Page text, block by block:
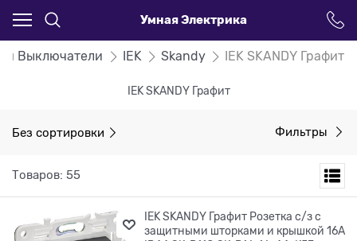
Умная Электрика
и Выключатели IEK Skandy IEK SKANDY Графит
IEK SKANDY Графит
Без сортировки Фильтры
Товаров: 55
IEK SKANDY Графит Розетка с/з с
защитными шторками и крышкой 16А